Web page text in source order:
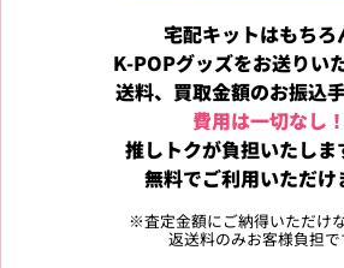
宅配キットはもちろ
K-POPグッズをお送りい
送料、買取金額のお振込
費用は一切なし！
推しトクが負担いたしま
無料でご利用いただけ
※査定金額にご納得いただけ
返送料のみお客様負担で